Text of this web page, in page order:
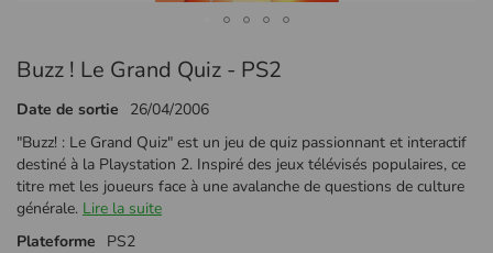
au
de
la
Galerie
d’images
Buzz ! Le Grand Quiz - PS2
Date de sortie
26/04/2006
"Buzz! : Le Grand Quiz" est un jeu de quiz passionnant et interactif
destiné à la Playstation 2. Inspiré des jeux télévisés populaires, ce
titre met les joueurs face à une avalanche de questions de culture
générale. Lire la suite
Plateforme
PS2